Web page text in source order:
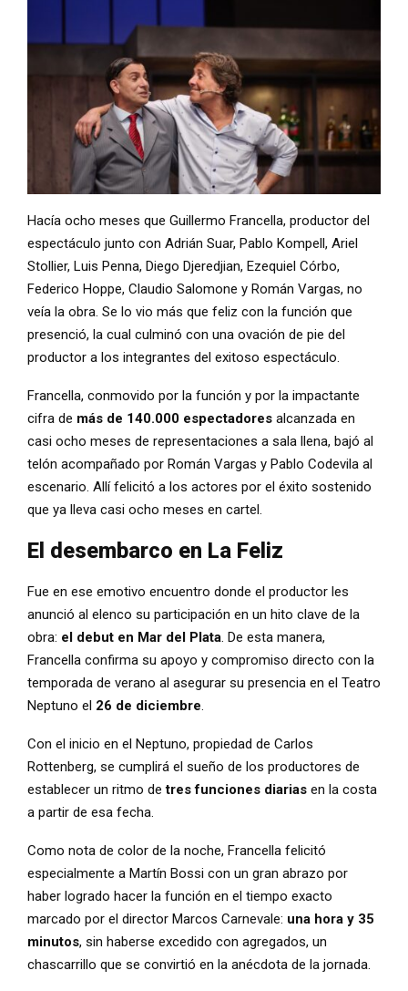
Hacía ocho meses que Guillermo Francella, productor del
espectáculo junto con Adrián Suar, Pablo Kompell, Ariel
Stollier, Luis Penna, Diego Djeredjian, Ezequiel Córbo,
Federico Hoppe, Claudio Salomone y Román Vargas, no
veía la obra. Se lo vio más que feliz con la función que
presenció, la cual culminó con una ovación de pie del
productor a los integrantes del exitoso espectáculo.
Francella, conmovido por la función y por la impactante
cifra de más de 140.000 espectadores alcanzada en
casi ocho meses de representaciones a sala llena, bajó al
telón acompañado por Román Vargas y Pablo Codevila al
escenario. Allí felicitó a los actores por el éxito sostenido
que ya lleva casi ocho meses en cartel.
El desembarco en La Feliz
Fue en ese emotivo encuentro donde el productor les
anunció al elenco su participación en un hito clave de la
obra: el debut en Mar del Plata. De esta manera,
Francella confirma su apoyo y compromiso directo con la
temporada de verano al asegurar su presencia en el Teatro
Neptuno el 26 de diciembre.
Con el inicio en el Neptuno, propiedad de Carlos
Rottenberg, se cumplirá el sueño de los productores de
establecer un ritmo detres funciones diarias en la costa
a partir de esa fecha.
Como nota de color de la noche, Francella felicitó
especialmente a Martín Bossi con un gran abrazo por
haber logrado hacer la función en el tiempo exacto
marcado por el director Marcos Carnevale: una hora y 35
minutos, sin haberse excedido con agregados, un
chascarrillo que se convirtió en la anécdota de la jornada.